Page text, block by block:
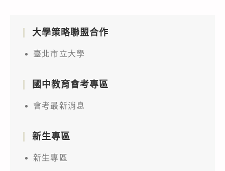
大學策略聯盟合作
臺北市立大學
國中教育會考專區
會考最新消息
新生專區
新生專區